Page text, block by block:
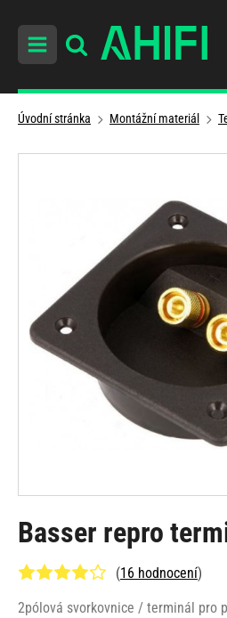
Úvodní stránka Montážní materiál
Basser repro
(16 hodnocení)
2pólová svorkovnice / terminál pro